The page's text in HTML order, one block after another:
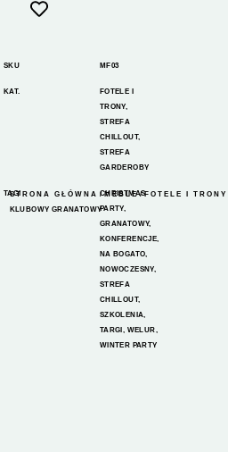
SKU MF03
KAT.
FOTELE I
TRONY,
STREFA
CHILLOUT,
STREFA
GARDEROBY
TAGI
CHRISTMAS
PARTY,
GRANATOWY,
KONFERENCJE
NA BOGATO
NOWOCZESNY,
STREFA
CHILLOUT,
SZKOLENIA
TARGI
WELUR
WINTER PARTY
STRONA GŁÓWNA /MEBLE/FOTELE I TRONY
KLUBOWY GRANATOWY